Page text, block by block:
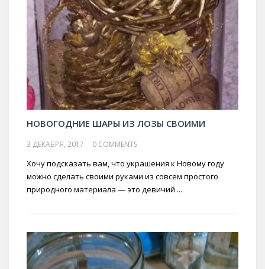
НОВОГОДНИЕ ШАРЫ ИЗ ЛОЗЫ СВОИМИ
3 ДЕКАБРЯ, 2017 0 COMMENTS
Хочу подсказать вам, что украшения к Новому году
можно сделать своими руками из совсем простого
природного материала — это девичий ...